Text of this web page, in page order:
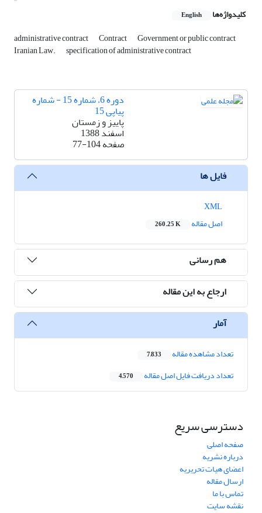
کلیدواژه‌ها English
administrative contract Contract Government or public contract
Iranian Law. specification of administrative contract
دوره 6، شماره 15 - شماره
پیاپی 15
پاییز و زمستان
اسفند 1388
صفحه77-104
فایل ها
اصل مقاله
260.25 K
هم رسانی
ارجاع به این مقاله
آمار
تعداد مشاهده مقاله 7,833
تعداد دریافت فایل اصل مقاله 4,570
دسترسی سریع
صفحه اصلی
درباره نشریه
اعضای هیات تحریریه
ارسال مقاله
تماس با ما
نقشه سایت